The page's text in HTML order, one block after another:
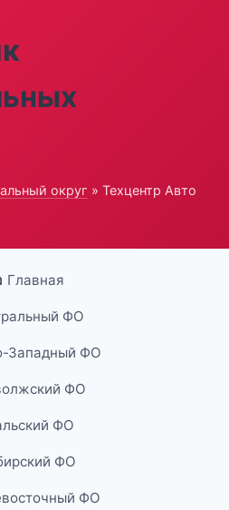
округ » Техцентр Авто
Главная
ФО
Западный ФО
ФО
ФО
ФО
ФО